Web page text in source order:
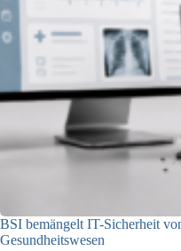
BSI bemängelt IT-Sicherheit
Gesundheitswesen